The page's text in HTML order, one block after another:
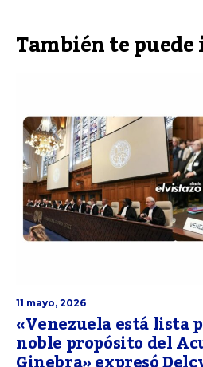
También te
11 mayo, 2026
«Venezuela está lista
noble propósito del